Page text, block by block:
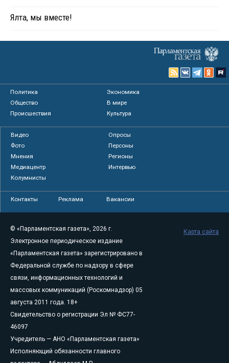
Ялта, мы вместе!
Политика
Экономика
Общество
В мире
Происшествия
Культура
Видео
Опросы
Фото
Персоны
Мнения
Регионы
Медиацентр
Интервью
Колумнисты
Контакты Реклама Вакансии
© «Парламентская газета», 2026 г.
Электронное периодическое издание
«Парламентская газета» зарегистрировано в
Федеральной службе по надзору в сфере
связи, информационных технологий и
массовых коммуникаций (Роскомнадзор) 05
августа 2011 года. 18+
Свидетельство о регистрации Эл № ФС77-
46097
Учредитель — АНО «Парламентская газета»
Исполняющий обязанности главного
Карта сайта